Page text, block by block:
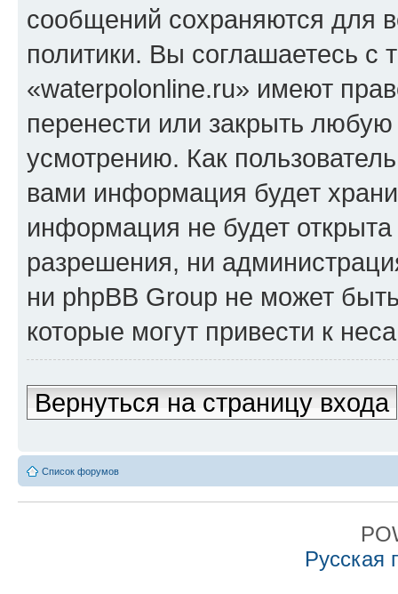
сообщений сохраняются для
политики. Вы соглашаетесь
«waterpolonline.ru» имеют
перенести или закрыть
усмотрению. Как
вами информация будет
информация не будет
разрешения, ни
ни phpBB Group не может
которые могут привести к
Вернуться на страницу входа
Список форумов
Русская